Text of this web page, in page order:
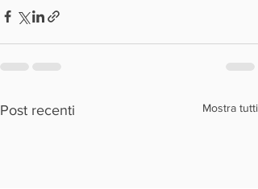
Post recenti Mostra tutti